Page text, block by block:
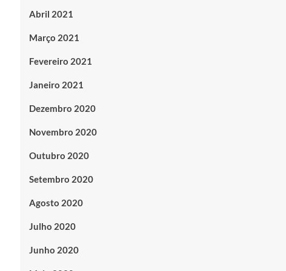
Abril 2021
Março 2021
Fevereiro 2021
Janeiro 2021
Dezembro 2020
Novembro 2020
Outubro 2020
Setembro 2020
Agosto 2020
Julho 2020
Junho 2020